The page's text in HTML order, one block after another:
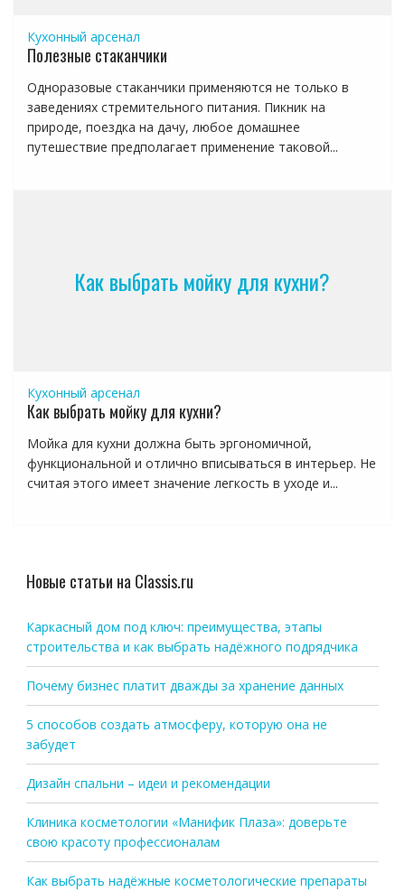
Кухонный арсенал
Полезные стаканчики
Одноразовые стаканчики применяются не только в
заведениях стремительного питания. Пикник на
природе, поездка на дачу, любое домашнее
путешествие предполагает применение таковой...
Как выбрать мойку для кухни?
Кухонный арсенал
Как выбрать мойку для кухни?
Мойка для кухни должна быть эргономичной,
функциональной и отлично вписываться в интерьер. Не
считая этого имеет значение легкость в уходе и...
Новые статьи на Classis.ru
Каркасный дом под ключ: преимущества, этапы
строительства и как выбрать надёжного подрядчика
Почему бизнес платит дважды за хранение данных
5 способов создать атмосферу, которую она не
забудет
Дизайн спальни – идеи и рекомендации
Клиника косметологии «Манифик Плаза»: доверьте
свою красоту профессионалам
Как выбрать надёжные косметологические препараты